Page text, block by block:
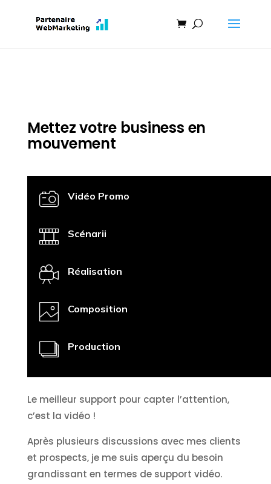
Mettez votre business en
mouvement
Vidéo Promo
Scénarii
Réalisation
Composition
Production
Le meilleur support pour capter l’attention,
c’est la vidéo !
Après plusieurs discussions avec mes clients
et prospects, je me suis aperçu du besoin
grandissant en termes de support vidéo.